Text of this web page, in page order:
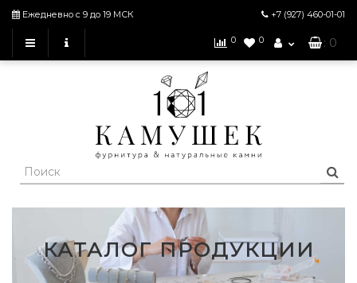
Ежедневно с 9 до 19 МСК +7 (927) 460-01-01
0 0 : 0
КАТАЛОГ ПРОДУКЦИИ